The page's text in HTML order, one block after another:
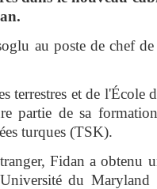
au poste de chef
terrestres et de l'École
partie de sa
turques (TSK).
Fidan a obtenu
du